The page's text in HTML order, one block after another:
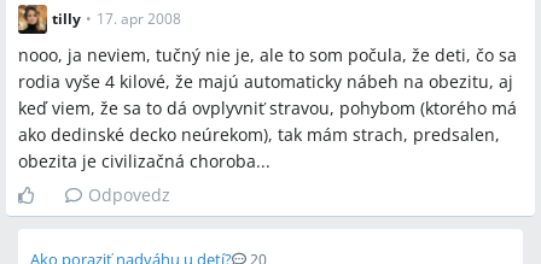
tilly • 17. apr 2008
nooo, ja neviem, tučný nie je, ale to som počula, že deti, čo sa
rodia vyše 4 kilové, že majú automaticky nábeh na obezitu, aj
keď viem, že sa to dá ovplyvniť stravou, pohybom (ktorého má
ako dedinské decko neúrekom), tak mám strach, predsalen,
obezita je civilizačná choroba...
Odpovedz
Ako poraziť nadváhu u detí? 20